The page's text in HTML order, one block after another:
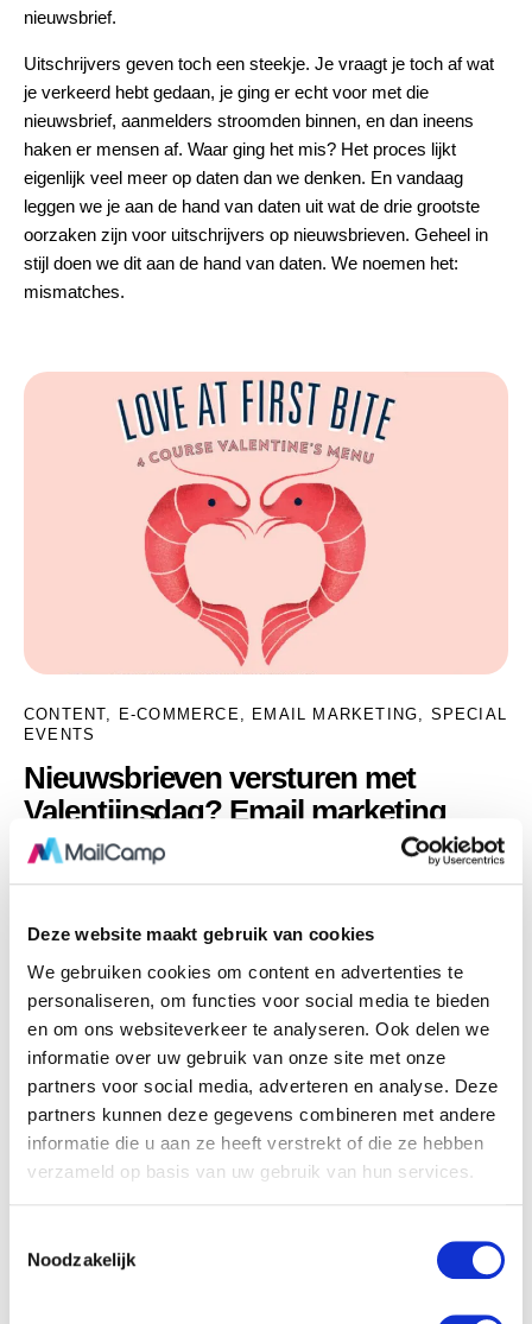
Deze website maakt gebruik van cookies
We gebruiken cookies om content en advertenties te
personaliseren, om functies voor social media te bieden
en om ons websiteverkeer te analyseren. Ook delen we
informatie over uw gebruik van onze site met onze
partners voor social media, adverteren en analyse. Deze
partners kunnen deze gegevens combineren met andere
informatie die u aan ze heeft verstrekt of die ze hebben
verzameld op basis van uw gebruik van hun services.
Noodzakelijk
nieuwsbrief.
Uitschrijvers geven toch een steekje. Je vraagt je toch af wat
je verkeerd hebt gedaan, je ging er echt voor met die
nieuwsbrief, aanmelders stroomden binnen, en dan ineens
haken er mensen af. Waar ging het mis? Het proces lijkt
eigenlijk veel meer op daten dan we denken. En vandaag
leggen we je aan de hand van daten uit wat de drie grootste
oorzaken zijn voor uitschrijvers op nieuwsbrieven. Geheel in
stijl doen we dit aan de hand van daten. We noemen het:
mismatches.
CONTENT, E-COMMERCE, EMAIL MARKETING, SPECIAL
EVENTS
Nieuwsbrieven versturen met
Valentijnsdag? Email marketing
kansen voor iedereen!
4 februari 2019 0 Comments
De dag van de liefde komt eraan. Ik ben benieuwd of jouw hart
nu een sprong maakt, of dat jij weg wilt springen van dit blog.
Toegegeven, niet iedereen is enthousiast over Valentijnsdag.
Voor de ene lezer betekent deze dag een sales boost, waar de
ander wellicht een bezwaar heeft tegen het commerciële
karakter van deze dag. Er zullen lezers zijn die zich helemaal
kunnen vinden in de romantiek, terwijl een ander het ziet als
een moment van waardering voor zowel privé als zakelijke
kan je iets met het thema ‘liefde’: het draait immers om geven!